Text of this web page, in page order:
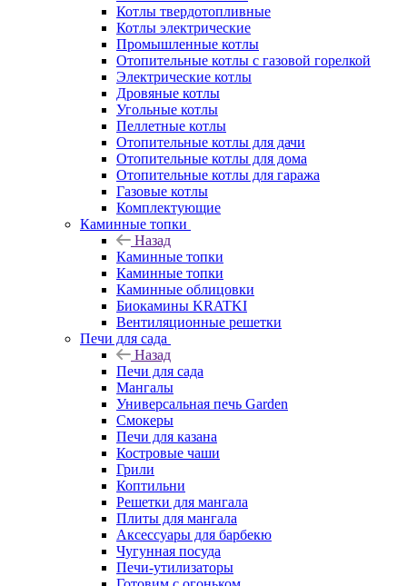
Котлы твердотопливные
Котлы электрические
Промышленные котлы
Отопительные котлы с газовой горелкой
Электрические котлы
Дровяные котлы
Угольные котлы
Пеллетные котлы
Отопительные котлы для дачи
Отопительные котлы для дома
Отопительные котлы для гаража
Газовые котлы
Комплектующие
Каминные топки
Назад
Каминные топки
Каминные топки
Каминные облицовки
Биокамины KRATKI
Вентиляционные решетки
Печи для сада
Назад
Печи для сада
Мангалы
Универсальная печь Garden
Смокеры
Печи для казана
Костровые чаши
Грили
Коптильни
Решетки для мангала
Плиты для мангала
Аксессуары для барбекю
Чугунная посуда
Печи-утилизаторы